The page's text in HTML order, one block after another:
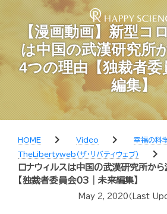
【漫画動画】新型コ
は中国の武漢研究所
4つの理由【独裁者
編集】
HOME chevron_right Video chevron_right 幸福の科
TheLibertyweb（ザ・リバティウェブ） chevron_right
ロナウィルスは中国の武漢研究所か
【独裁者委員会03│未来編集】
May 2, 2020 （Last